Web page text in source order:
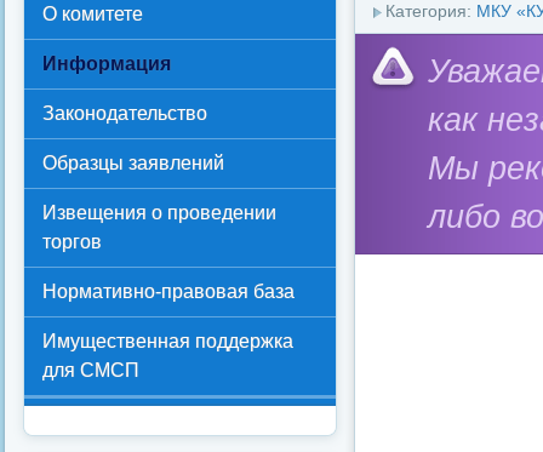
Категория: МКУ
как
Мы
либо
О комитете
Информация
Законодательство
Образцы заявлений
Извещения о проведении
торгов
Нормативно-правовая база
Имущественная поддержка
для СМСП